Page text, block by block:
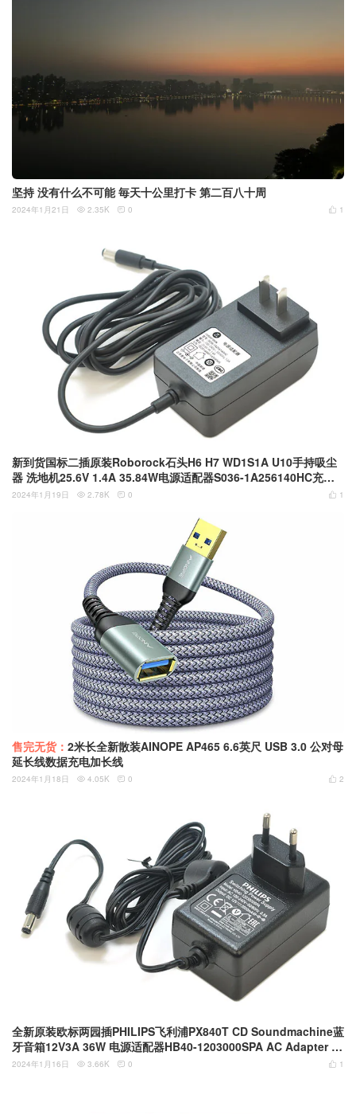
坚持 没有什么不可能 毎天十公里打卡 第二百八十周
 1
2024年1月21日  2.35K  0
新到货国标二插原装Roborock石头H6 H7 WD1S1A U10手持吸尘
器 洗地机25.6V 1.4A 35.84W电源适配器S036-1A256140HC充电
器
 1
2024年1月19日  2.78K  0
售完无货： 2米长全新散装AINOPE AP465 6.6英尺 USB 3.0 公对母
延长线数据充电加长线
 2
2024年1月18日  4.05K  0
全新原装欧标两园插PHILIPS飞利浦PX840T CD Soundmachine蓝
牙音箱12V3A 36W 电源适配器HB40-1203000SPA AC Adapter P
ower Cord Supply Charger Cable Wire Speaker Boombox
 1
2024年1月16日  3.66K  0